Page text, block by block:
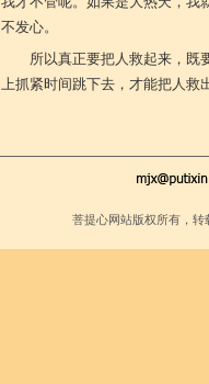
不发心。
所以真正要把人救起来，既
上抓紧时间跳下去，才能把人救
菩提心网站版权所有，